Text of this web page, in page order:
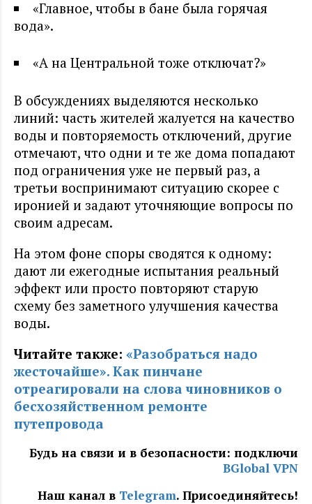
«Главное, чтобы в бане была горячая
вода».
«А на Центральной тоже отключат?»
В обсуждениях выделяются несколько
линий: часть жителей жалуется на качество
воды и повторяемость отключений, другие
отмечают, что одни и те же дома попадают
под ограничения уже не первый раз, а
третьи воспринимают ситуацию скорее с
иронией и задают уточняющие вопросы по
своим адресам.
На этом фоне споры сводятся к одному:
дают ли ежегодные испытания реальный
эффект или просто повторяют старую
схему без заметного улучшения качества
воды.
Читайте также: «Разобраться надо
жесточайше». Как пинчане
отреагировали на слова чиновников о
бесхозяйственном ремонте
путепровода
Будь на связи и в безопасности: подключи
BGlobal VPN
Наш канал в Telegram. Присоединяйтесь!